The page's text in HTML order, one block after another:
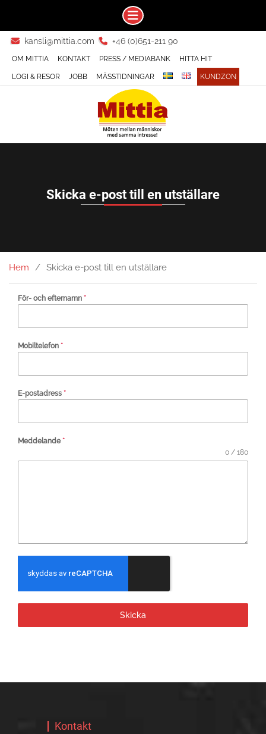
Skip
content
kansli@mittia.com +46 (0)651-211 90
OM MITTIA KONTAKT PRESS / MEDIABANK HITTA HIT
LOGI & RESOR JOBB MÄSSTIDNINGAR KUNDZON
Skicka e-post till en utställare
Hem Skicka e-post till en utställare
För- och efternamn *
Mobiltelefon *
E-postadress *
Meddelande*
0 / 180
Skicka
Kontakt